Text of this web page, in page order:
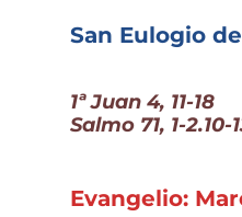
Familia Menesiana
Recursos
San Eulogio
1ª Juan 4, 11-18
Salmo 71, 1-2.10-
Evangelio: